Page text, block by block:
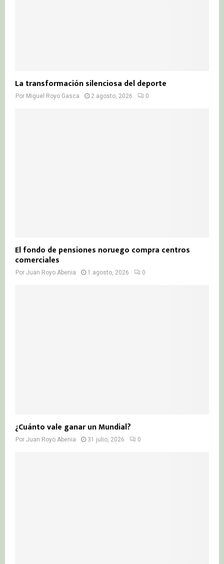
La transformación silenciosa del deporte
Por Miguel Royo Gasca 2 agosto, 2026 0
El fondo de pensiones noruego compra centros
comerciales
Por Juan Royo Abenia 1 agosto, 2026 0
¿Cuánto vale ganar un Mundial?
Por Juan Royo Abenia 31 julio, 2026 0